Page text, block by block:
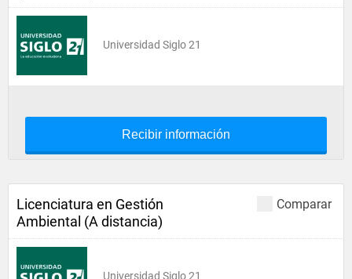
Universidad Siglo 21
Recibir información
Comparar
Licenciatura en Gestión
Ambiental (A distancia)
Universidad Siglo 21